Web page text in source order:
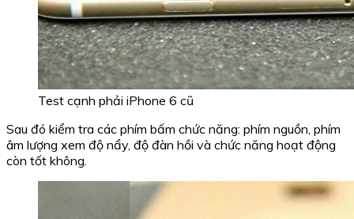
Test cạnh phải iPhone 6 cũ
Sau đó kiểm tra các phím bấm chức năng: phím nguồn, phím
âm lượng xem độ nẩy, độ đàn hồi và chức năng hoạt động
còn tốt không.